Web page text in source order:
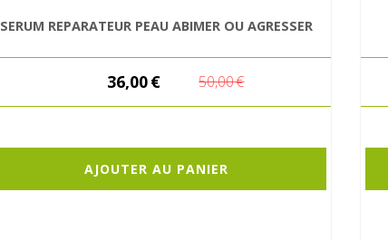
SERUM REPARATEUR PEAU ABIMER OU AGRESSER
36,00€ 50,00€
AJOUTER AU PANIER